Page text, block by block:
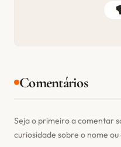
Comentários
Seja o primeiro a comentar
curiosidade sobre o nome